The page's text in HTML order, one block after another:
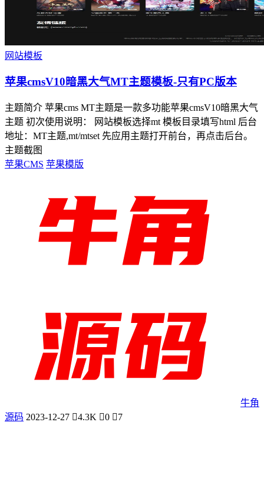
网站模板
苹果cmsV10暗黑大气MT主题模板-只有PC版本
主题简介 苹果cms MT主题是一款多功能苹果cmsV10暗黑大气
主题 初次使用说明： 网站模板选择mt 模板目录填写html 后台
地址：MT主题,mt/mtset 先应用主题打开前台，再点击后台。
主题截图
苹果CMS 苹果模版
牛角
源码 2023-12-27 4.3K 0 7